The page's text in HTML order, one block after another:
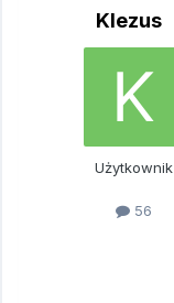
Klezus
Użytkownik
56